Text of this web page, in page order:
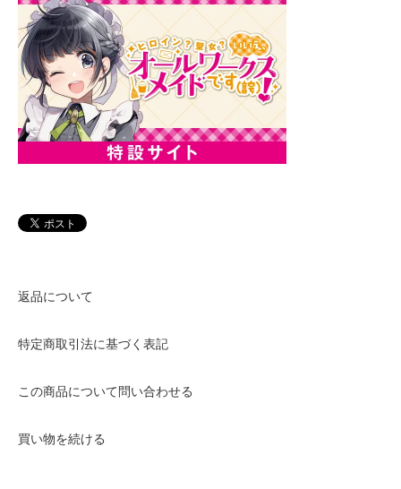
返品について
特定商取引法に基づく表記
この商品について問い合わせる
買い物を続ける